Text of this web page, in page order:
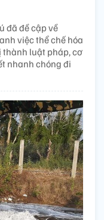
đã đề cập về
việc thể chế hóa
thành luật pháp, cơ
nhanh chóng đi